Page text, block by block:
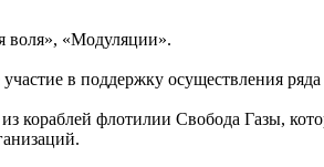
воля», «Модуляции».
в поддержку осуществления
кораблей флотилии Свобода Газы,